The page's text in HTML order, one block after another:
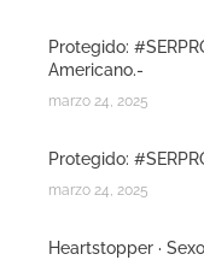
Protegido:
Americano.-
marzo 24, 2025
Protegido:
marzo 24, 2025
Heartstopper ·